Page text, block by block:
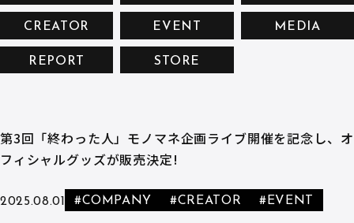
お問い合せ
プライバシーポリシー
CREATOR EVENT MEDIA
REPORT STORE
第3回「終わった人」モノマネ企画ライブ開催を記念し、オ
フィシャルグッズが販売決定!
2025.08.01 #COMPANY #CREATOR #EVENT